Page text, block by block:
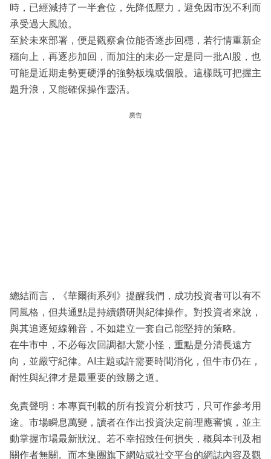
時，已經減持了一半倉位，先降低壓力，避免因市況不利而
承受過大風險。
至於未來部署，便是觀察倉位能否逐步回穩，若行情重新企
穩向上，再逐步加回，而加注的未必一定是同一批AI股，也
可能是近期走勢更硬淨的強勢板塊或個股。這樣既可把握主
題升浪，又能確保操作靈活。
廣告
總結而言，《華爾街系列》提醒我們，成功投資者可以有不
同風格，但共通點是持續鑽研與紀律操作。對投資者來說，
與其追逐短線雜音，不如建立一套自己能堅持的策略。
在牛市中，不必每次回調都大驚小怪，重點是分清長遠方
向，並嚴守紀律。AI主題或許需要時間消化，但牛市仍在，
耐性與紀律才是最重要的致勝之道。
免責聲明：本專頁刊載的所有投資分析技巧，只可作參考用
途。市場瞬息萬變，讀者在作出投資決定前理應審慎，並主
動掌握市場最新狀況。若不幸招致任何損失，概與本刊及相
關作者無關。而本集團旗下網站或社交平台的網誌內容及觀